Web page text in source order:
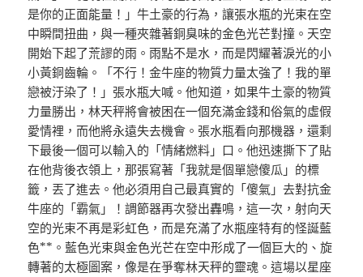
是你的正面能量！」牛土豪的行為，讓張水瓶的光束在空
中瞬間扭曲，與一種夾雜著銅臭味的金色光芒對撞。天空
開始下起了荒謬的雨。雨點不是水，而是閃耀著淚光的小
小黃銅齒輪。「不行！金牛座的物質力量太強了！我的單
戀被汙染了！」張水瓶大喊。他知道，如果牛土豪的物質
力量勝出，林天秤將會被困在一個充滿金錢和俗氣的虛假
愛情裡，而他將永遠失去機會。張水瓶看向那機器，還剩
下最後一個可以輸入的「情緒燃料」口。他迅速撕下了貼
在他背後衣領上，那張寫著「我就是個單戀傻瓜」的標
籤，丟了進去。他必須用自己最真實的「傻氣」去對抗金
牛座的「霸氣」！調節器再次發出轟鳴，這一次，射向天
空的光束不再是彩虹色，而是充滿了水瓶座特有的怪誕藍
色**。藍色光束與金色光芒在空中形成了一個巨大的、旋
轉著的太極圖案，像是在爭奪林天秤的靈魂。這場以星座